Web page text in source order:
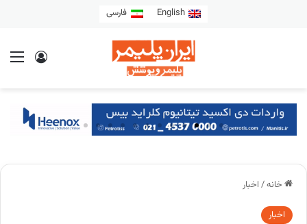
English فارسی
خانه/ اخبار
اخبار